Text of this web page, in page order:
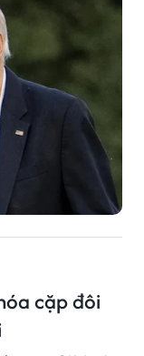
cặp đôi